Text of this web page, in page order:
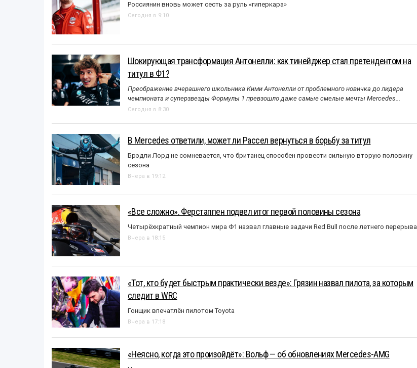
Россиянин вновь может сесть за руль «гиперкара»
Сегодня в 9:10
Шокирующая трансформация Антонелли: как тинейджер стал претендентом на
титул в Ф1?
Преображение вчерашнего школьника Кими Антонелли от проблемного новичка до лидера
чемпионата и суперзвезды Формулы 1 превзошло даже самые смелые мечты Mercedes...
Сегодня в 8:30
В Mercedes ответили, может ли Рассел вернуться в борьбу за титул
Брэдли Лорд не сомневается, что британец способен провести сильную вторую половину
сезона
Вчера в 19:12
«Все сложно». Ферстаппен подвел итог первой половины сезона
Четырёхкратный чемпион мира Ф1 назвал главные задачи Red Bull после летнего перерыва
Вчера в 18:15
«Тот, кто будет быстрым практически везде»: Грязин назвал пилота, за которым
следит в WRC
Гонщик впечатлён пилотом Toyota
Вчера в 17:18
«Неясно, когда это произойдёт»: Вольф — об обновлениях Mercedes-AMG